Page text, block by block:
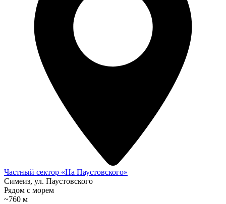
Частный сектор «На Паустовского»
Симеиз, ул. Паустовского
Рядом с морем
~760 м